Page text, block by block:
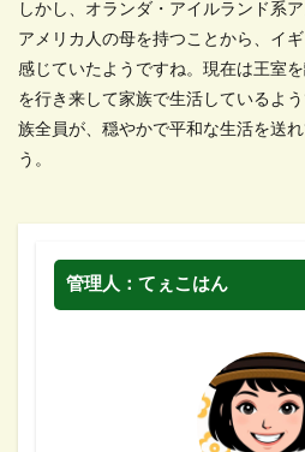
しかし、オランダ・アイルランド系
アメリカ人の母を持つことから、イ
感じていたようですね。現在は王室
を行き来して家族で生活しているよ
族全員が、穏やかで平和な生活を送
う。
管理人：てぇこはん